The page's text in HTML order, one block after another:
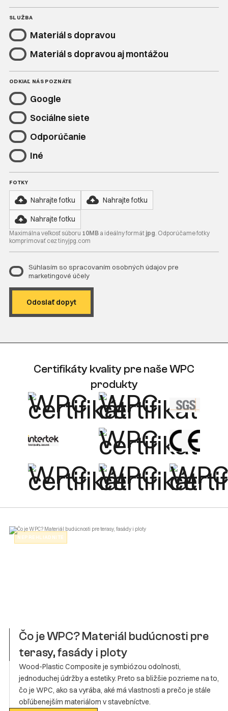
SLUŽBA
Materiál s dopravou
Materiál s dopravou aj montážou
ODKIAĽ NÁS POZNÁTE
Google
Sociálne siete
Odporúčanie
Iné
FOTKY
Nahrajte fotku Nahrajte fotku
Nahrajte fotku
Maximálna veľkosť súboru 10MBa ideálny formát jpg . Odporúčame fotky
komprimovať cez tinyjpg.com
Súhlasím so spracovaním osobných údajov pre
marketingové účely
Certifikáty kvality pre naše WPC
produkty
NEPREHLIADNITE
Čo je WPC? Materiál budúcnosti pre
terasy, fasády i ploty
Wood-Plastic Composite je symbiózou odolnosti,
jednoduchej údržby a estetiky. Preto sa bližšie pozrieme na to,
čo je WPC, ako sa vyrába, aké má vlastnosti a prečo je stále
obľúbenejším materiálom v stavebníctve.